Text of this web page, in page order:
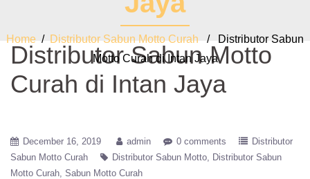
Home / Distributor Sabun Motto Curah / Distributor Sabun
Motto Curah di Intan Jaya
Distributor Sabun Motto
Curah di Intan Jaya
December 16, 2019 admin 0 comments
Distributor
Sabun Motto Curah
Distributor Sabun Motto
Distributor Sabun
Motto Curah Sabun Motto Curah